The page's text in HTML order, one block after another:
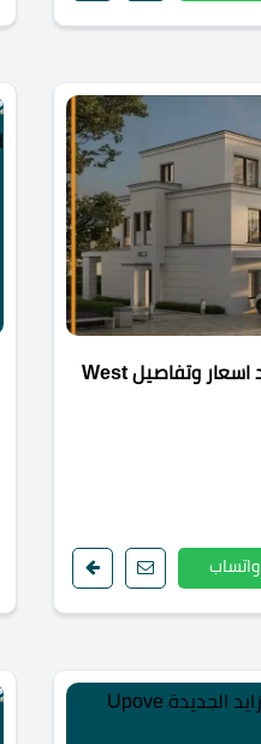
كمبوند ويست اند الشيخ زايد اسعار وتفاصيل West
واتساب